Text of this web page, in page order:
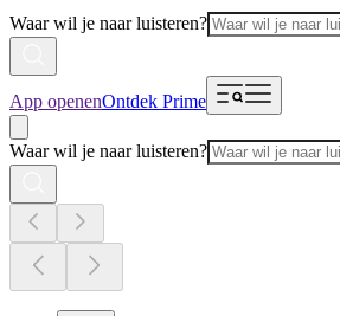
Waar wil je naar luisteren?
App openenOntdek Prime
Waar wil je naar luisteren?